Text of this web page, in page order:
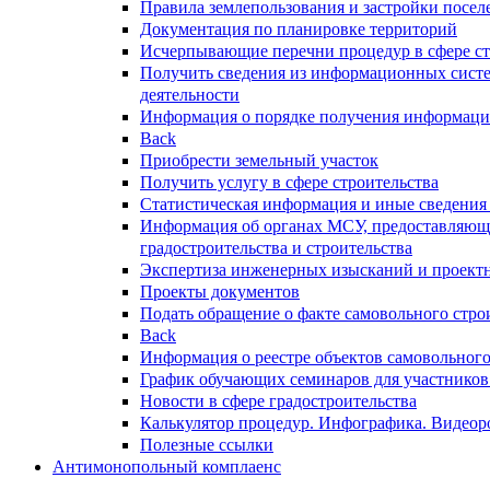
Правила землепользования и застройки
Документация по планировке территорий
Исчерпывающие перечни процедур в сфере
Получить сведения из информационных
деятельности
Информация о порядке получения
Back
Приобрести земельный участок
Получить услугу в сфере строительства
Статистическая информация и иные сведения
Информация об органах МСУ,
градостроительства и строительства
Экспертиза инженерных изысканий и
Проекты документов
Подать обращение о факте самовольного
Back
Информация о реестре объектов
График обучающих семинаров для участников
Новости в сфере градостроительства
Калькулятор процедур. Инфографика.
Полезные ссылки
Антимонопольный комплаенс